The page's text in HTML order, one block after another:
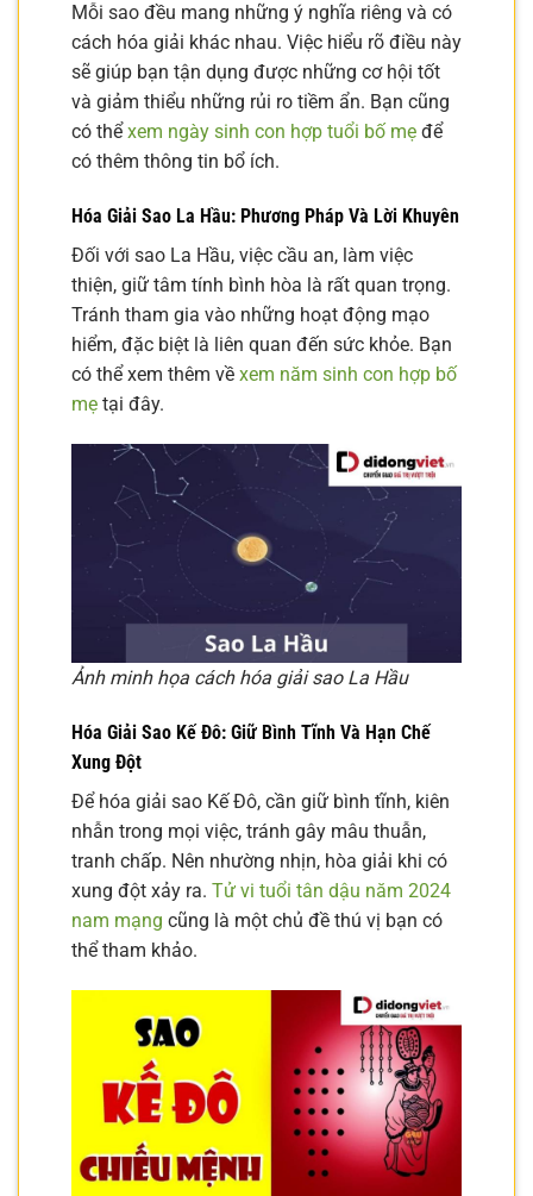
Mỗi sao đều mang những ý nghĩa riêng và có
cách hóa giải khác nhau. Việc hiểu rõ điều này
sẽ giúp bạn tận dụng được những cơ hội tốt
và giảm thiểu những rủi ro tiềm ẩn. Bạn cũng
có thểxem ngày sinh con hợp tuổi bố mẹ để
có thêm thông tin bổ ích.
Hóa Giải Sao La Hầu: Phương Pháp Và Lời Khuyên
Đối với sao La Hầu, việc cầu an, làm việc
thiện, giữ tâm tính bình hòa là rất quan trọng.
Tránh tham gia vào những hoạt động mạo
hiểm, đặc biệt là liên quan đến sức khỏe. Bạn
có thể xem thêm về xem năm sinh con hợp bố
mẹ tại đây.
Ảnh minh họa cách hóa giải sao La Hầu
Hóa Giải Sao Kế Đô: Giữ Bình Tĩnh Và Hạn Chế
Xung Đột
Để hóa giải sao Kế Đô, cần giữ bình tĩnh, kiên
nhẫn trong mọi việc, tránh gây mâu thuẫn,
tranh chấp. Nên nhường nhịn, hòa giải khi có
xung đột xảy ra. Tử vi tuổi tân dậu năm 2024
nam mạng cũng là một chủ đề thú vị bạn có
thể tham khảo.